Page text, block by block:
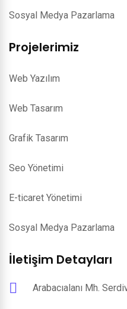
Sosyal Medya Pazarlama
Projelerimiz
Web Yazılım
Web Tasarım
Grafik Tasarım
Seo Yönetimi
E-ticaret Yönetimi
Sosyal Medya Pazarlama
İletişim Detayları
Arabacıalanı Mh.